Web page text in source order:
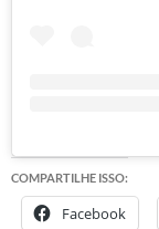
COMPARTILHE ISSO:
Facebook